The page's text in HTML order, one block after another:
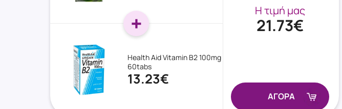
Health Aid Vitamin B2 100mg
60tabs
13.23€
Η τιμή μας
21.73€
ΑΓΟΡΑ